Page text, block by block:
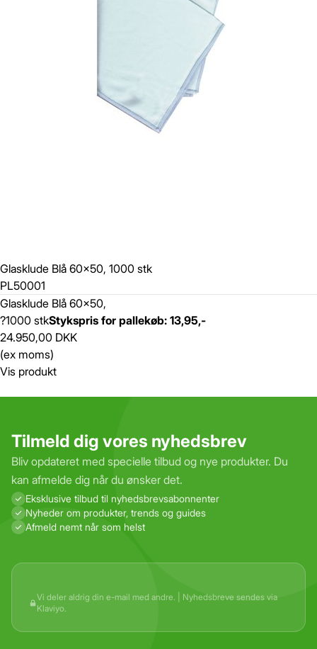
Glasklude Blå 60x50, 1000 stk
PL50001
Glasklude Blå 60x50,
?1000 stkStykspris for pallekøb: 13,95,-
24.950,00 DKK
(ex moms)
Vis produkt
Tilmeld dig vores nyhedsbrev
Bliv opdateret med specielle tilbud og nye produkter. Du
kan afmelde dig når du ønsker det.
Eksklusive tilbud til nyhedsbrevs­abonnenter
Nyheder om produkter, trends og guides
Afmeld nemt når som helst
Vi deler aldrig din e-mail med andre. | Nyhedsbreve sendes via
Klaviyo.